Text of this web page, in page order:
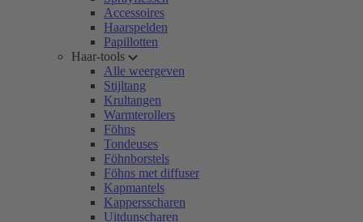
Accessoires
Haarspelden
Papillotten
Haar-tools
Alle weergeven
Stijltang
Krultangen
Warmterollers
Föhns
Tondeuses
Föhnborstels
Föhns met diffuser
Kapmantels
Kappersscharen
Uitdunscharen